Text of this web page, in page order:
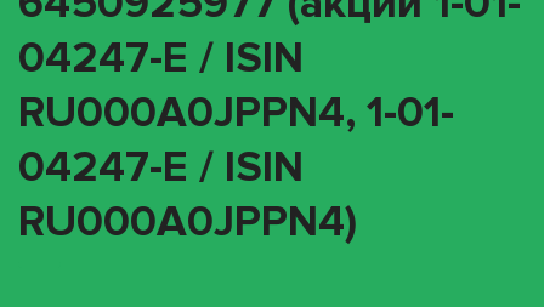
04247-E / ISIN
RU000A0JPPN4, 1-01-
04247-E / ISIN
RU000A0JPPN4)